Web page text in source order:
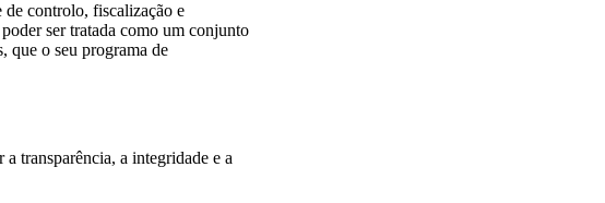
de controlo, fiscalização e
ser tratada como um conjunto
que o seu programa de
transparência, a integridade e a